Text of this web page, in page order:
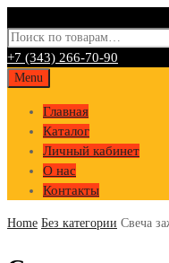
Искать:
+7 (343) 266-70-90
Skip
content
Menu
Главная
Каталог
Личный кабинет
О нас
Контакты
Home Без категории Свеча